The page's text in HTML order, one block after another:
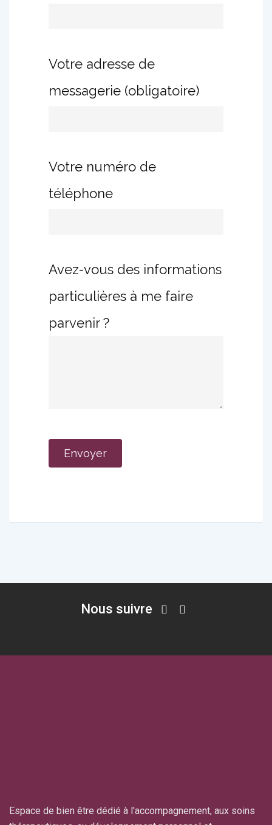
Votre adresse de
messagerie (obligatoire)
Votre numéro de
téléphone
Avez-vous des informations
particulières à me faire
parvenir ?
Nous suivre
Espace de bien être dédié à l'accompagnement, aux soins